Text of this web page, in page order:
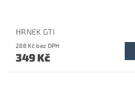
HRNEK GTI
288 Kč bez DPH
349 Kč